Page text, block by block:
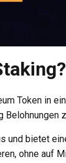
Token in
Belohnungen
und bietet
ohne auf